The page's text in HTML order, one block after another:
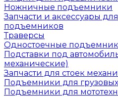
Ножничные подъемники
Запчасти и аксессуары
подъемников
Траверсы
Одностоечные
Подставки под
механические)
Запчасти для стоек
Подъемники для грузовых
Подъемники для